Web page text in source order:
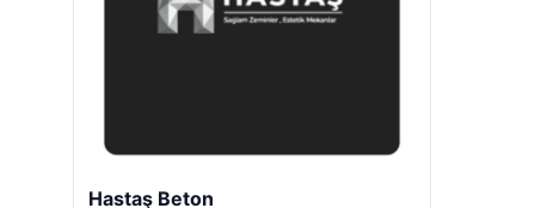
Enes Kaplan Avukatlık Bürosu